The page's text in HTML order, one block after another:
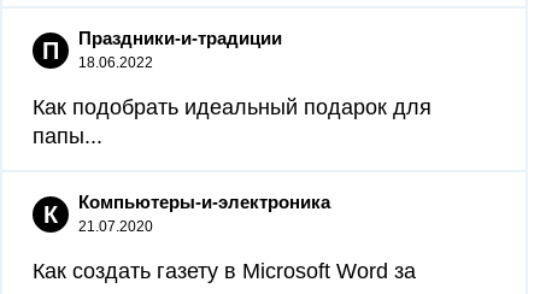
П Праздники-и-традиции
18.06.2022
Как подобрать идеальный подарок для
папы...
К Компьютеры-и-электроника
21.07.2020
Как создать газету в Microsoft Word за